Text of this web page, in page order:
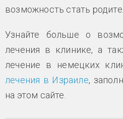
возможность стать
Узнайте больше о
лечения в клинике, а
лечение в немецких
лечения в Израиле,
на этом сайте.